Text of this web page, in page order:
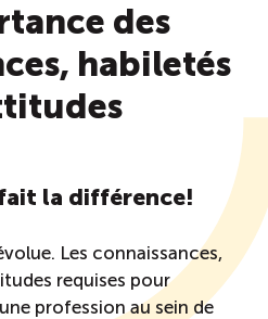
étrangers
des
habiletés
la différence!
Les connaissances,
requises pour
profession au sein de